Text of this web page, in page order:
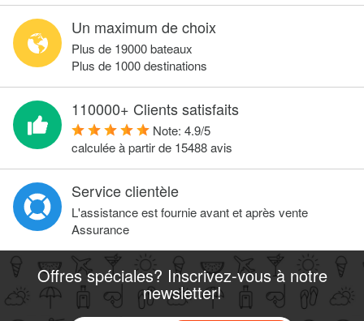
Un maximum de choix
Plus de 19000 bateaux
Plus de 1000 destinations
110000+ Clients satisfaits
Note: 4.9/5
calculée à partir de 15488avis
Service clientèle
L'assistance est fournie avant et après vente
Assurance
Offres spéciales? Inscrivez-vous à notre
newsletter!